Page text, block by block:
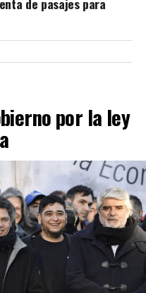
por la ley